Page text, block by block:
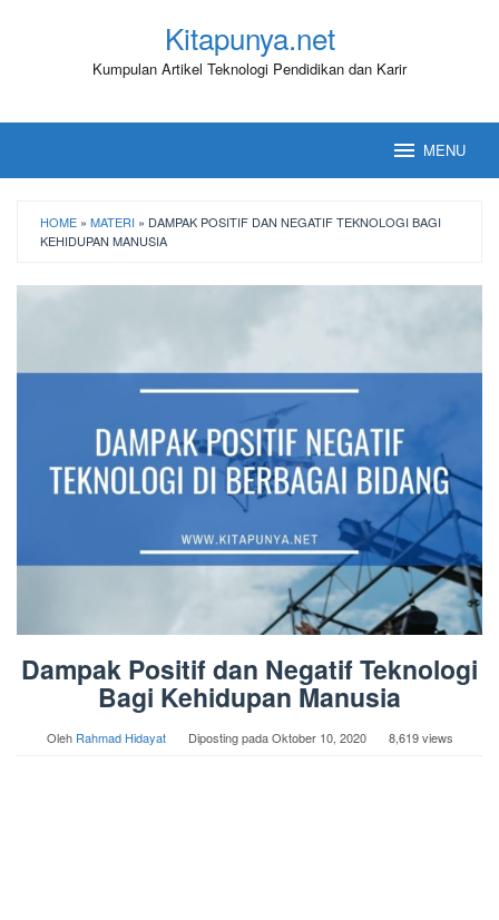
Kitapunya.net
Kumpulan Artikel Teknologi Pendidikan dan Karir
MENU
HOME » MATERI » DAMPAK POSITIF DAN NEGATIF TEKNOLOGI BAGI
KEHIDUPAN MANUSIA
Dampak Positif dan Negatif Teknologi
Bagi Kehidupan Manusia
Oleh Rahmad Hidayat Diposting padaOktober 10, 2020 8,619 views